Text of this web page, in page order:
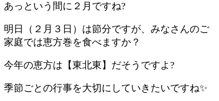
あっという間に２月ですね?
明日（２月３日）は節分ですが、みなさんのご
家庭では恵方巻を食べますか？
今年の恵方は【東北東】だそうですよ?
季節ごとの行事を大切にしていきたいですね✨